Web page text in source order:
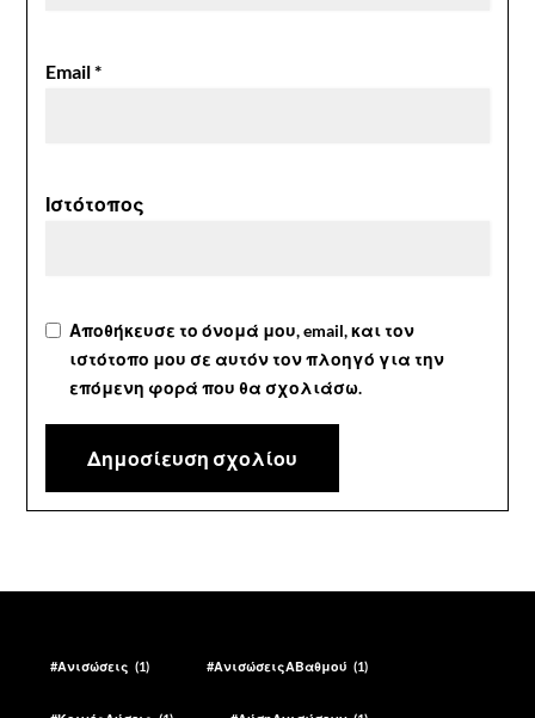
Email*
Ιστότοπος
Αποθήκευσε το όνομά μου, email, και τον
ιστότοπο μου σε αυτόν τον πλοηγό για την
επόμενη φορά που θα σχολιάσω.
#Ανισώσεις (1) #ΑνισώσειςΑΒαθμού (1)